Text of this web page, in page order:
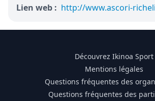
Lien web : http://www.ascori-
Découvrez Ikinoa Sport
Mentions légales
Questions fréquentes des
Questions fréquentes des